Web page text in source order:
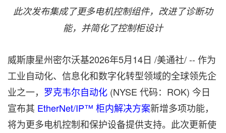
此次发布集成了更多电机控制组件，改进了诊断功
能，并简化了控制柜设计
威斯康星州密尔沃基2026年5月14日 /美通社/ -- 作为
工业自动化、信息化和数字化转型领域的全球领先企
业之一， 罗克韦尔自动化 (NYSE 代码：ROK) 今日
宣布其 EtherNet/IP™ 柜内解决方案新增多项功能，
将为更多电机控制和保护设备提供支持。此次更新使